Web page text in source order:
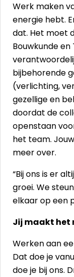
Werk maken
energie hebt.
dat. Het moet
Bouwkunde
bijbehorende
(verlichting,
gezellige en
doordat de
openstaan
het team.
meer over.
“Bij ons is er
groei. We
elkaar op een
Jij maakt het
Werken aan
Dat doe je
doe je bij ons.